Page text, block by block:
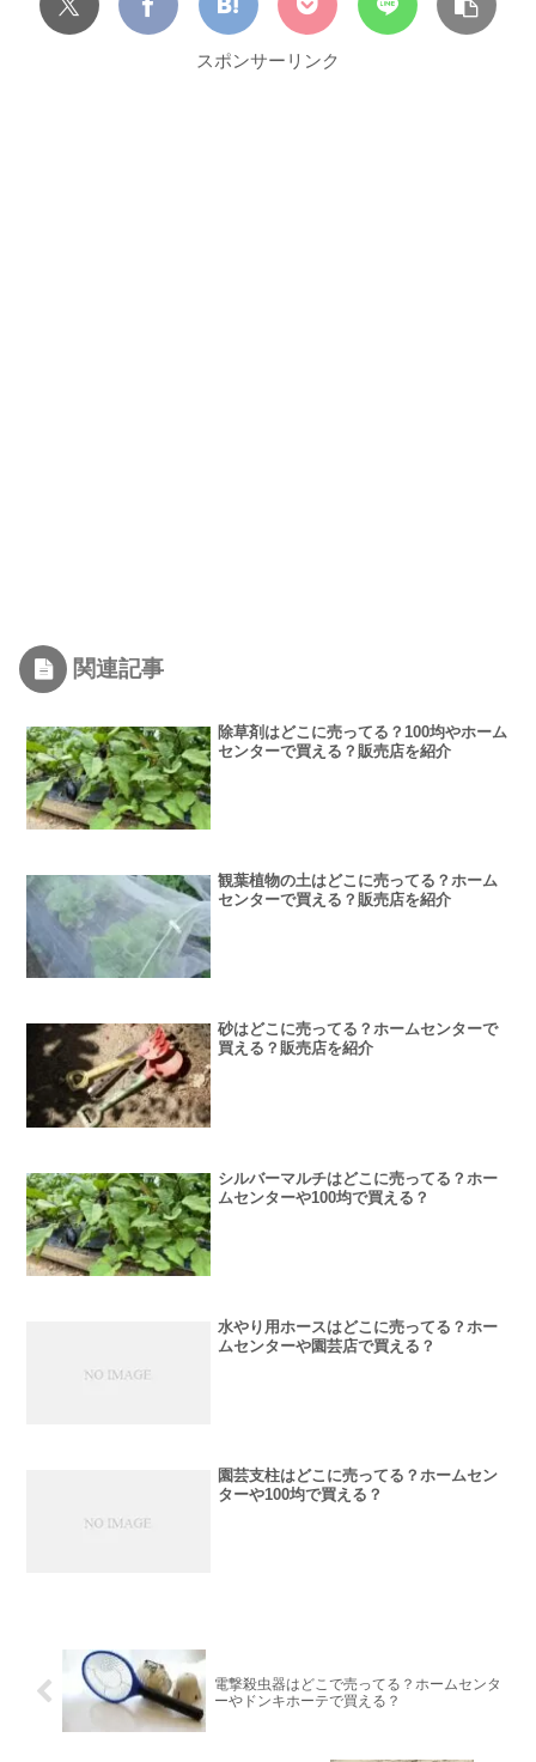
スポンサーリンク
関連記事
除草剤はどこに売ってる？100均やホーム
センターで買える？販売店を紹介
観葉植物の土はどこに売ってる？ホーム
センターで買える？販売店を紹介
砂はどこに売ってる？ホームセンターで
買える？販売店を紹介
シルバーマルチはどこに売ってる？ホー
ムセンターや100均で買える？
水やり用ホースはどこに売ってる？ホー
ムセンターや園芸店で買える？
園芸支柱はどこに売ってる？ホームセン
ターや100均で買える？
電撃殺虫器はどこで売ってる？ホームセンタ
ーやドンキホーテで買える？